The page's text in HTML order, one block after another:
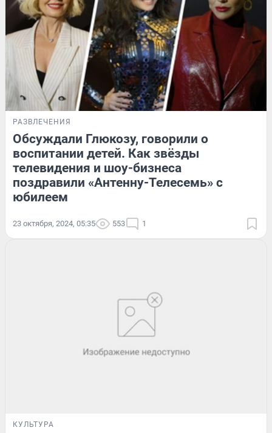
РАЗВЛЕЧЕНИЯ
Обсуждали Глюкозу, говорили о
воспитании детей. Как звёзды
телевидения и шоу-бизнеса
поздравили «Антенну-Телесемь» с
юбилеем
23 октября, 2024, 05:35 553 1
КУЛЬТУРА